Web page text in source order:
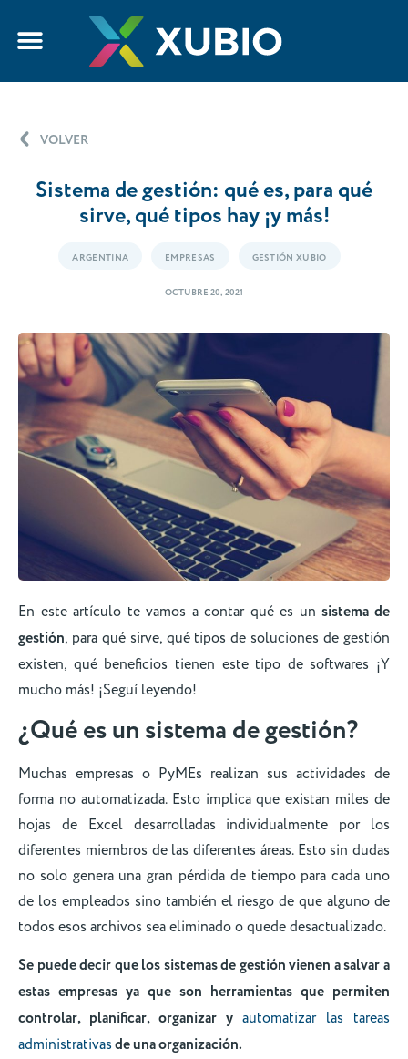
VOLVER
Sistema de gestión: qué es, para qué
sirve, qué tipos hay ¡y más!
ARGENTINA EMPRESAS GESTIÓN XUBIO
OCTUBRE 20, 2021
En este artículo te vamos a contar qué es unsistema de
gestión, para qué sirve, qué tipos de soluciones de gestión
existen, qué beneficios tienen este tipo de softwares ¡Y
mucho más! ¡Seguí leyendo!
¿Qué es un sistema de gestión?
Muchas empresas o PyMEs realizan sus actividades de
forma no automatizada. Esto implica que existan miles de
hojas de Excel desarrolladas individualmente por los
diferentes miembros de las diferentes áreas. Esto sin dudas
no solo genera una gran pérdida de tiempo para cada uno
de los empleados sino también el riesgo de que alguno de
todos esos archivos sea eliminado o quede desactualizado.
Se puede decir que los sistemas de gestión vienen a salvar a
estas empresas ya que son herramientas que permiten
controlar, planificar, organizar y automatizar las tareas
administrativasde una organización.